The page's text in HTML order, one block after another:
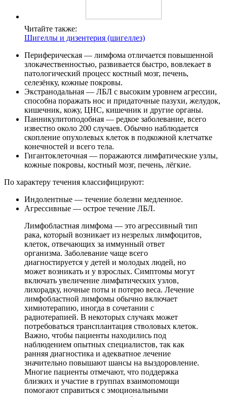
Читайте также:
Шигеллы и дизентерия (шигеллез)
Периферическая — лимфома отличается повышенной
злокачественностью, развивается быстро, вовлекает в
патологический процесс костный мозг, печень,
селезёнку, кожные покровы.
Экстранодальная — ЛБЛ с высоким уровнем агрессии,
способна поражать нос и придаточные пазухи, желудок,
кишечник, кожу, ЦНС, кишечник и другие органы.
Панникулитоподобная — редкое заболевание, всего
известно около 200 случаев. Обычно наблюдается
скопление опухолевых клеток в подкожной клетчатке
конечностей и всего тела.
Гигантоклеточная — поражаются лимфатические узлы,
кожные покровы, костный мозг, печень, лёгкие.
По характеру течения классифицируют:
Индолентные — течение болезни медленное.
Агрессивные — острое течение ЛБЛ.
Лимфобластная лимфома — это агрессивный тип
рака, который возникает из незрелых лимфоцитов,
клеток, отвечающих за иммунный ответ
организма. Заболевание чаще всего
диагностируется у детей и молодых людей, но
может возникать и у взрослых. Симптомы могут
включать увеличение лимфатических узлов,
лихорадку, ночные поты и потерю веса. Лечение
лимфобластной лимфомы обычно включает
химиотерапию, иногда в сочетании с
радиотерапией. В некоторых случаях может
потребоваться трансплантация стволовых клеток.
Важно, чтобы пациенты находились под
наблюдением опытных специалистов, так как
ранняя диагностика и адекватное лечение
значительно повышают шансы на выздоровление.
Многие пациенты отмечают, что поддержка
близких и участие в группах взаимопомощи
помогают справиться с эмоциональными